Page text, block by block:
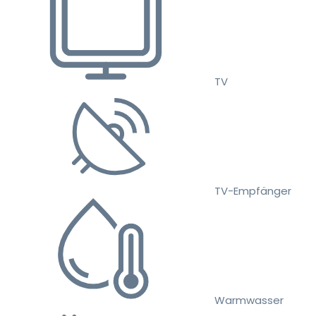
TV
TV-Empfänger
Warmwasser